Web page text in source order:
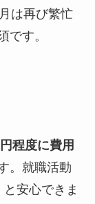
は再び繁忙
です。
程度に費用
。就職活動
安心できま